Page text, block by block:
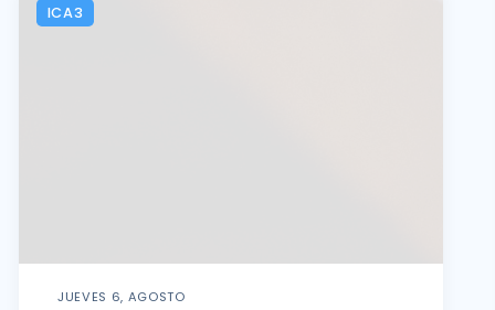
ICA3
JUEVES 6, AGOSTO